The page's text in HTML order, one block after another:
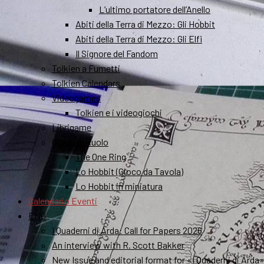
L’ultimo portatore dell’Anello
Abiti della Terra di Mezzo: Gli Hobbit
Abiti della Terra di Mezzo: Gli Elfi
Il Signore del Fandom
Tolkien a Fumetti
Tolkien Calendars
Videogames
Tolkien e i videogiochi
Librigame
Gioco di Ruolo
The One Ring
Lo Hobbit (Gioco da Tavola)
Lo Hobbit in miniatura
Calendario Eventi
ENG
I Quaderni di Arda: Call for Papers 2026
An interview with R. Scott Bakker
New Issue and editorial format for «I Quaderni di Arda»